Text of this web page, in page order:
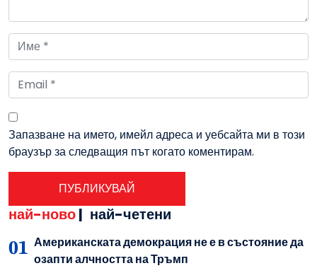
Запазване на името, имейл адреса и уебсайта ми в този
браузър за следващия път когато коментирам.
най-ново| най-четени
Американската демокрация не е в състояние да
озапти алчността на Тръмп